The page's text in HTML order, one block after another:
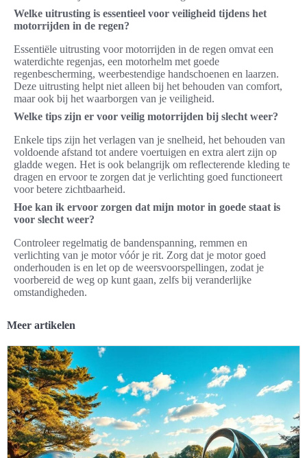
Welke uitrusting is essentieel voor veiligheid tijdens het
motorrijden in de regen?
Essentiële uitrusting voor motorrijden in de regen omvat een
waterdichte regenjas, een motorhelm met goede
regenbescherming, weerbestendige handschoenen en laarzen.
Deze uitrusting helpt niet alleen bij het behouden van comfort,
maar ook bij het waarborgen van je veiligheid.
Welke tips zijn er voor veilig motorrijden bij slecht weer?
Enkele tips zijn het verlagen van je snelheid, het behouden van
voldoende afstand tot andere voertuigen en extra alert zijn op
gladde wegen. Het is ook belangrijk om reflecterende kleding te
dragen en ervoor te zorgen dat je verlichting goed functioneert
voor betere zichtbaarheid.
Hoe kan ik ervoor zorgen dat mijn motor in goede staat is
voor slecht weer?
Controleer regelmatig de bandenspanning, remmen en
verlichting van je motor vóór je rit. Zorg dat je motor goed
onderhouden is en let op de weersvoorspellingen, zodat je
voorbereid de weg op kunt gaan, zelfs bij veranderlijke
omstandigheden.
Meer artikelen